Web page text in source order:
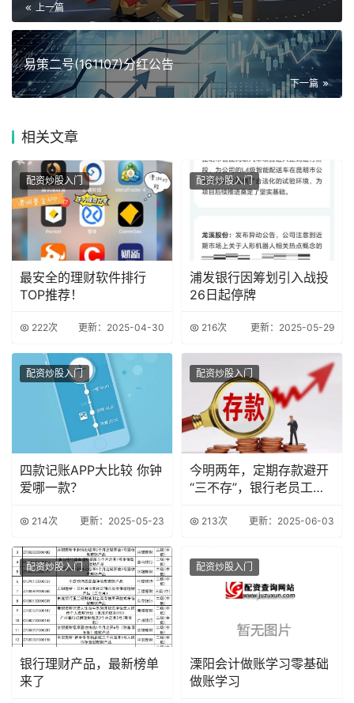
上一篇
易策二号(161107)分红公告
下一篇
相关文章
配资炒股入门
最安全的理财软件排行
TOP推荐！
222次 更新：2025-04-30
配资炒股入门
浦发银行因筹划引入战投
26日起停牌
216次 更新：2025-05-29
配资炒股入门
四款记账APP大比较 你钟
爱哪一款？
214次 更新：2025-05-23
配资炒股入门
今明两年，定期存款避开
“三不存”，银行老员工善
213次 更新：2025-06-03
配资炒股入门
银行理财产品，最新榜单
来了
配资炒股入门
溧阳会计做账学习零基础
做账学习